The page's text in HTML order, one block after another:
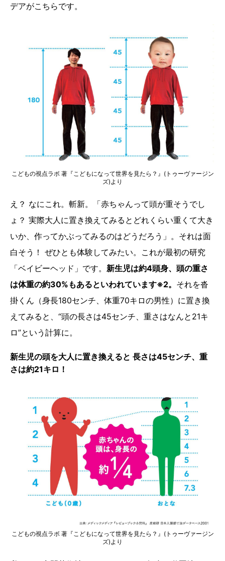
デアがこちらです。
こどもの視点ラボ 著『こどもになって世界を見たら？』(トゥーヴァージン
ズ)より
え？ なにこれ。斬新。「赤ちゃんって頭が重そうでし
ょ？ 実際大人に置き換えてみるとどれくらい重くて大き
いか、作ってかぶってみるのはどうだろう」。それは面
白そう！ ぜひとも体験してみたい。これが最初の研究
「ベイビーヘッド」です。 新生児は約4頭身、頭の重さ
は体重の約30%もあるといわれています※2。 それを沓
掛くん（身長180センチ、体重70キロの男性）に置き換
えてみると、“頭の長さは45センチ、重さはなんと21キ
ロ”という計算に。
新生児の頭を大人に置き換えると 長さは45センチ、重
さは約21キロ！
こどもの視点ラボ 著『こどもになって世界を見たら？』(トゥーヴァージン
ズ)より